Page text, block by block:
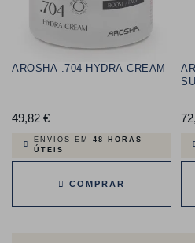
AROSHA .704 HYDRA CREAM
49,82 €Preço
ENVIOS EM 48 HORAS
ÚTEIS
COMPRAR